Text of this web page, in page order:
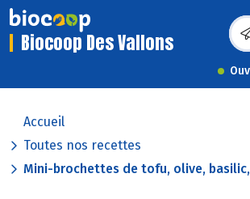
Biocoop Des Vallons
Accueil
Toutes nos recettes
Mini-brochettes de tofu, olive,